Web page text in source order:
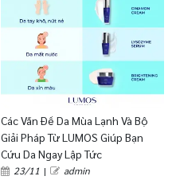
Các Vấn Đề Da Mùa Lạnh Và Bộ
Giải Pháp Từ LUMOS Giúp Bạn
Cứu Da Ngay Lập Tức
23/11 | admin